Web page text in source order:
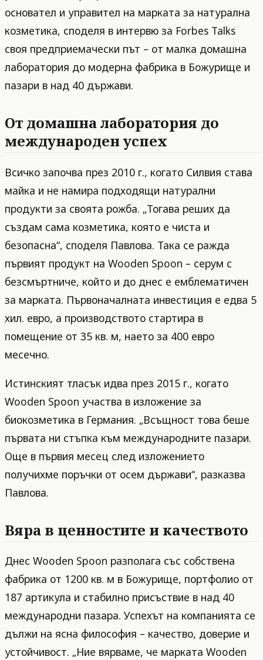
основател и управител на марката за натурална
козметика, споделя в интервю за Forbes Talks
своя предприемачески път – от малка домашна
лаборатория до модерна фабрика в Божурище и
пазари в над 40 държави.
От домашна лаборатория до
международен успех
Всичко започва през 2010 г., когато Силвия става
майка и не намира подходящи натурални
продукти за своята рожба. „Тогава реших да
създам сама козметика, която е чиста и
безопасна“, споделя Павлова. Така се ражда
първият продукт на Wooden Spoon – серум с
безсмъртниче, който и до днес е емблематичен
за марката. Първоначалната инвестиция е едва 5
хил. евро, а производството стартира в
помещение от 35 кв. м, наето за 400 евро
месечно.
Истинският тласък идва през 2015 г., когато
Wooden Spoon участва в изложение за
биокозметика в Германия. „Всъщност това беше
първата ни стъпка към международните пазари.
Още в първия месец след изложението
получихме поръчки от осем държави“, разказва
Павлова.
Вяра в ценностите и качеството
Днес Wooden Spoon разполага със собствена
фабрика от 1200 кв. м в Божурище, портфолио от
187 артикула и стабилно присъствие в над 40
международни пазара. Успехът на компанията се
дължи на ясна философия – качество, доверие и
устойчивост. „Ние вярваме, че марката Wooden